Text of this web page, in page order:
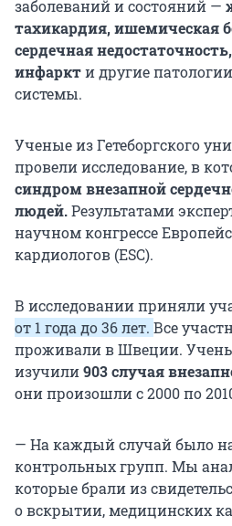
заболеваний и состояний —
тахикардия, ишемическая
сердечная
инфаркти другие
системы.
Ученые из Гетеборгского
провели исследование, в
синдром внезапной
людей.Результатами
научном конгрессе
кардиологов (ESC).
В исследовании приняли
от 1 года до 36 лет. Все
проживали в Швеции.
изучили903 случая
они произошли с 2000 по
— На каждый случай было
контрольных групп. Мы
которые брали из
о вскрытии, медицинских